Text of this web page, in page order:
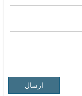
ارسال